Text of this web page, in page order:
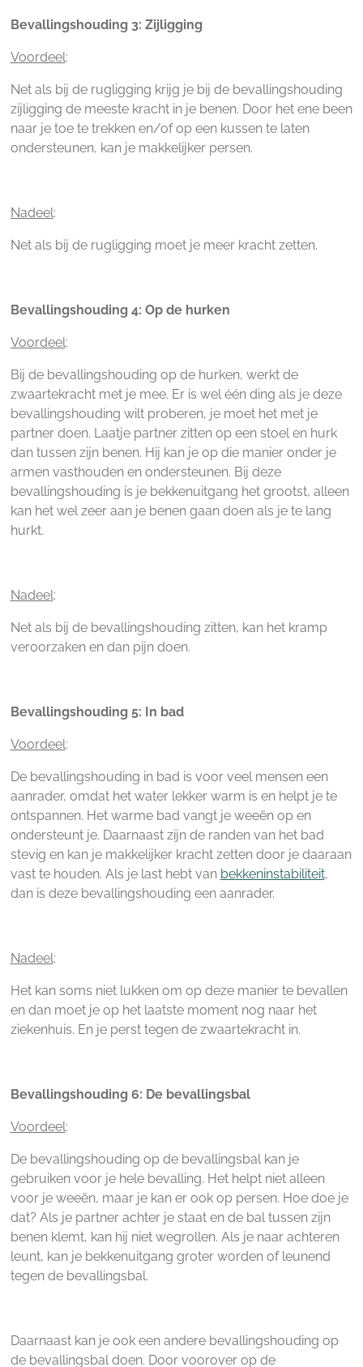
Bevallingshouding 3: Zijligging
Voordeel:
Net als bij de rugligging krijg je bij de bevallingshouding
zijligging de meeste kracht in je benen. Door het ene been
naar je toe te trekken en/of op een kussen te laten
ondersteunen, kan je makkelijker persen.
Nadeel:
Net als bij de rugligging moet je meer kracht zetten.
Bevallingshouding 4: Op de hurken
Voordeel:
Bij de bevallingshouding op de hurken, werkt de
zwaartekracht met je mee. Er is wel één ding als je deze
bevallingshouding wilt proberen, je moet het met je
partner doen. Laatje partner zitten op een stoel en hurk
dan tussen zijn benen. Hij kan je op die manier onder je
armen vasthouden en ondersteunen. Bij deze
bevallingshouding is je bekkenuitgang het grootst, alleen
kan het wel zeer aan je benen gaan doen als je te lang
hurkt.
Nadeel:
Net als bij de bevallingshouding zitten, kan het kramp
veroorzaken en dan pijn doen.
Bevallingshouding 5: In bad
Voordeel:
De bevallingshouding in bad is voor veel mensen een
aanrader, omdat het water lekker warm is en helpt je te
ontspannen. Het warme bad vangt je weeën op en
ondersteunt je. Daarnaast zijn de randen van het bad
stevig en kan je makkelijker kracht zetten door je daaraan
vast te houden. Als je last hebt van bekkeninstabiliteit,
dan is deze bevallingshouding een aanrader.
Nadeel:
Het kan soms niet lukken om op deze manier te bevallen
en dan moet je op het laatste moment nog naar het
ziekenhuis. En je perst tegen de zwaartekracht in.
Bevallingshouding 6: De bevallingsbal
Voordeel:
De bevallingshouding op de bevallingsbal kan je
gebruiken voor je hele bevalling. Het helpt niet alleen
voor je weeën, maar je kan er ook op persen. Hoe doe je
dat? Als je partner achter je staat en de bal tussen zijn
benen klemt, kan hij niet wegrollen. Als je naar achteren
leunt, kan je bekkenuitgang groter worden of leunend
tegen de bevallingsbal.
Daarnaast kan je ook een andere bevallingshouding op
de bevallingsbal doen. Door voorover op de